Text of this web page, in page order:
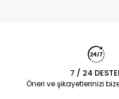
7 / 24
Öneri ve şikayetlerinizi